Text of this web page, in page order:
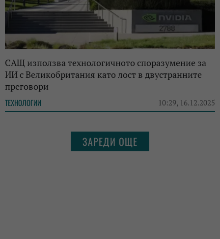
САЩ използва технологичното споразумение за
ИИ с Великобритания като лост в двустранните
преговори
ТЕХНОЛОГИИ 10:29, 16.12.2025
ЗАРЕДИ ОЩЕ